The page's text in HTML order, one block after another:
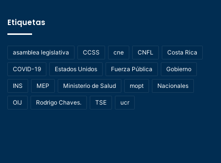
Etiquetas
asamblea legislativa CCSS cne CNFL Costa Rica
COVID-19 Estados Unidos Fuerza Pública Gobierno
INS MEP Ministerio de Salud mopt Nacionales
OIJ Rodrigo Chaves. TSE ucr